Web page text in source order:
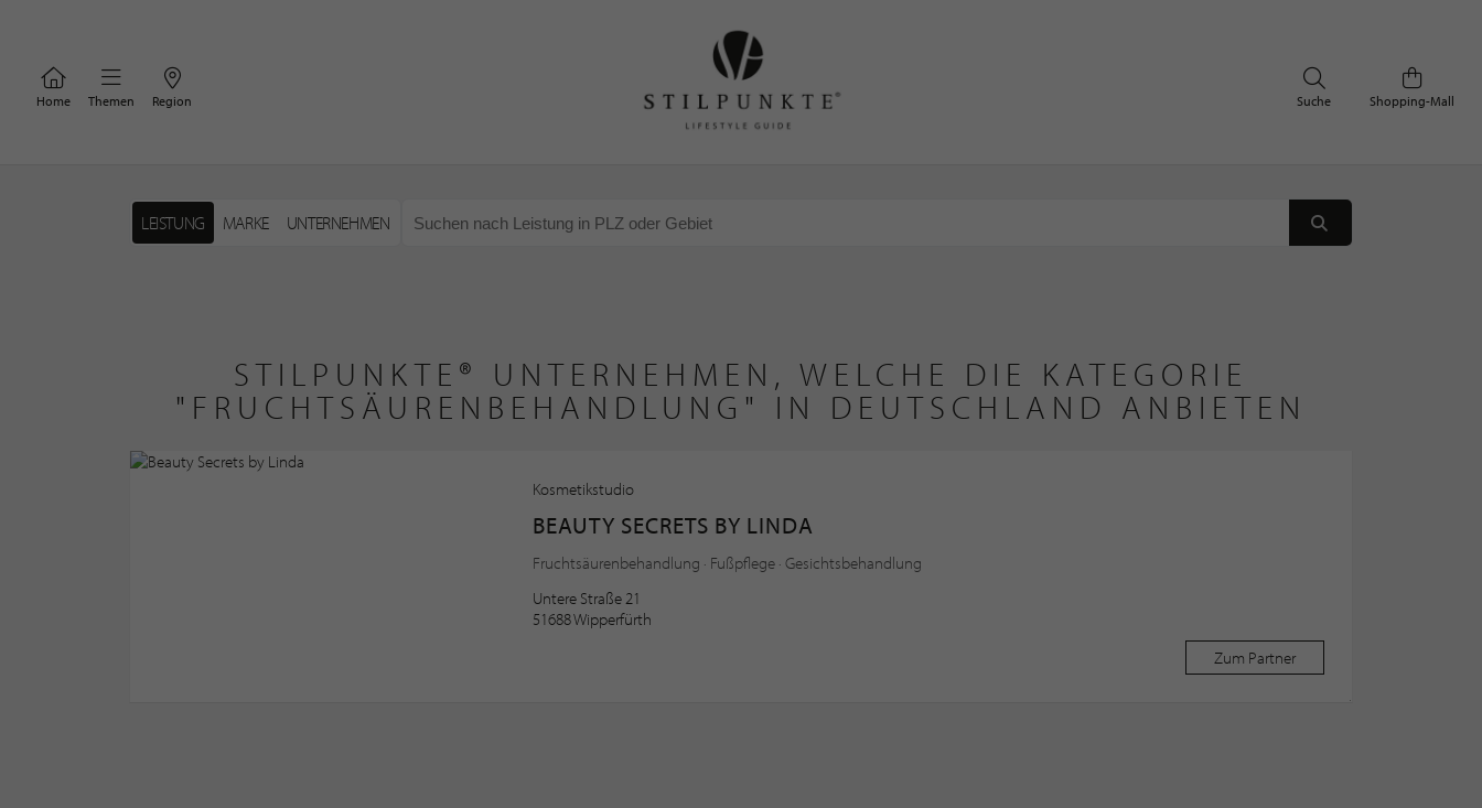
Home Themen Region Shopping-Mall
Suche
LEISTUNG MARKE UNTERNEHMEN
STILPUNKTE® UNTERNEHMEN, WELCHE DIE KATEGORIE
"FRUCHTSÄURENBEHANDLUNG" IN DEUTSCHLAND ANBIETEN
Kosmetikstudio
BEAUTY SECRETS BY LINDA
Fruchtsäurenbehandlung · Fußpflege · Gesichtsbehandlung
Untere Straße 21
51688 Wipperfürth
Zum Partner